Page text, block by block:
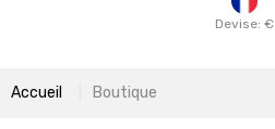
Devise: €
Accueil Boutique